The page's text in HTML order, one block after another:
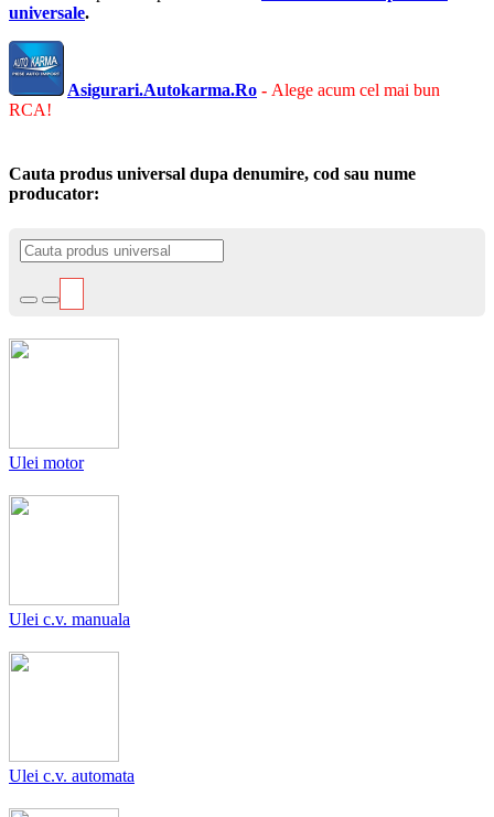
universale.
Asigurari.Autokarma.Ro - Alege acum cel mai bun
RCA!
Cauta produs universal dupa denumire, cod sau nume
producator:
Ulei motor
Ulei c.v. manuala
Ulei c.v. automata